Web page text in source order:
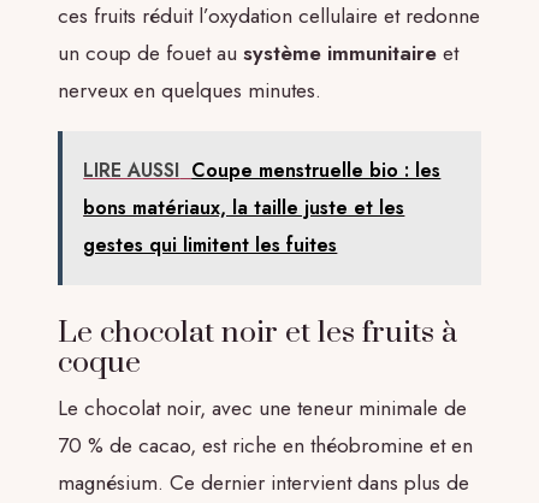
ces fruits réduit l’oxydation cellulaire et redonne
un coup de fouet au système immunitaire et
nerveux en quelques minutes.
LIRE AUSSI Coupe menstruelle bio : les
bons matériaux, la taille juste et les
gestes qui limitent les fuites
Le chocolat noir et les fruits à
coque
Le chocolat noir, avec une teneur minimale de
70 % de cacao, est riche en théobromine et en
magnésium. Ce dernier intervient dans plus de